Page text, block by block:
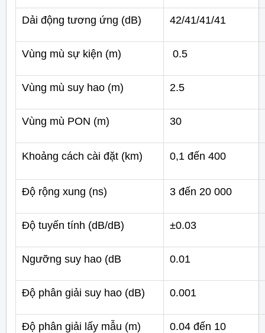
Dải động tương ứng (dB) 42/41/41/41
Vùng mù sự kiện (m) 0.5
Vùng mù suy hao (m) 2.5
Vùng mù PON (m) 30
Khoảng cách cài đặt (km) 0,1 đến 400
Độ rộng xung (ns) 3 đến 20 000
Độ tuyến tính (dB/dB) ±0.03
Ngưỡng suy hao (dB 0.01
Độ phân giải suy hao (dB) 0.001
Độ phân giải lấy mẫu (m) 0.04 đến 10